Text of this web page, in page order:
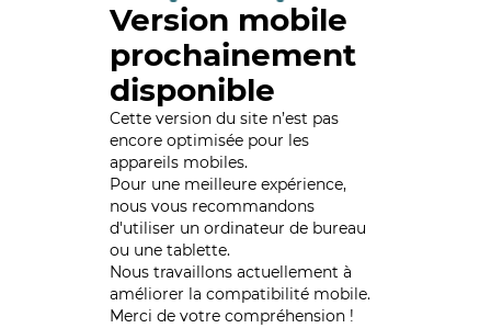
Version mobile
prochainement
disponible
Cette version du site n’est pas
encore optimisée pour les
appareils mobiles.
Pour une meilleure expérience,
nous vous recommandons
d'utiliser un ordinateur de bureau
ou une tablette.
Nous travaillons actuellement à
améliorer la compatibilité mobile.
Merci de votre compréhension !